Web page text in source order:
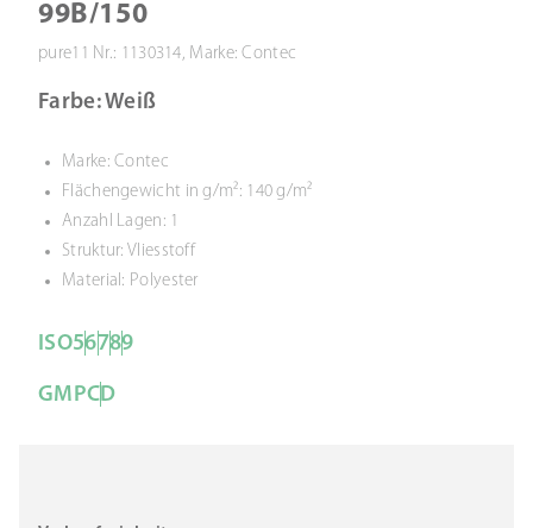
99B/150
pure11 Nr.: 1130314, Marke: Contec
Farbe: Weiß
Marke: Contec
Flächengewicht in g/m²: 140 g/m²
Anzahl Lagen: 1
Struktur: Vliesstoff
Material: Polyester
ISO56789
GMPCD